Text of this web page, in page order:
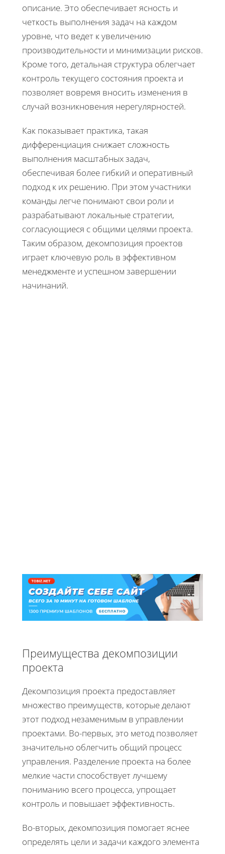
описание. Это обеспечивает ясность и
четкость выполнения задач на каждом
уровне, что ведет к увеличению
производительности и минимизации рисков.
Кроме того, детальная структура облегчает
контроль текущего состояния проекта и
позволяет вовремя вносить изменения в
случай возникновения нерегулярностей.
Как показывает практика, такая
дифференциация снижает сложность
выполнения масштабных задач,
обеспечивая более гибкий и оперативный
подход к их решению. При этом участники
команды легче понимают свои роли и
разрабатывают локальные стратегии,
согласующиеся с общими целями проекта.
Таким образом, декомпозиция проектов
играет ключевую роль в эффективном
менеджменте и успешном завершении
начинаний.
Преимущества декомпозиции
проекта
Декомпозиция проекта предоставляет
множество преимуществ, которые делают
этот подход незаменимым в управлении
проектами. Во-первых, это метод позволяет
значительно облегчить общий процесс
управления. Разделение проекта на более
мелкие части способствует лучшему
пониманию всего процесса, упрощает
контроль и повышает эффективность.
Во-вторых, декомпозиция помогает яснее
определять цели и задачи каждого элемента